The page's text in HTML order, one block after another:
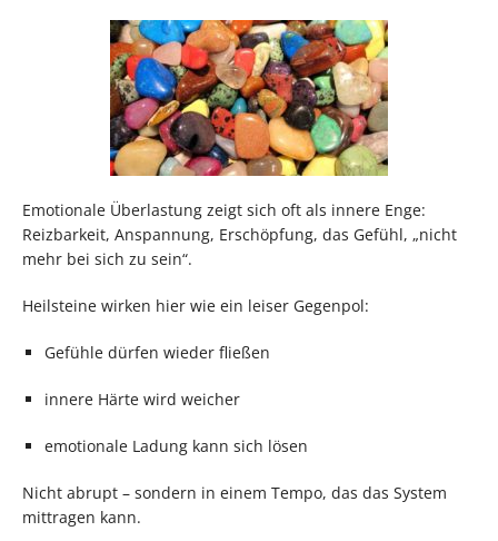
Emotionale Überlastung zeigt sich oft als innere Enge:
Reizbarkeit, Anspannung, Erschöpfung, das Gefühl, „nicht
mehr bei sich zu sein“.
Heilsteine wirken hier wie ein leiser Gegenpol:
Gefühle dürfen wieder fließen
innere Härte wird weicher
emotionale Ladung kann sich lösen
Nicht abrupt – sondern in einem Tempo, das das System
mittragen kann.